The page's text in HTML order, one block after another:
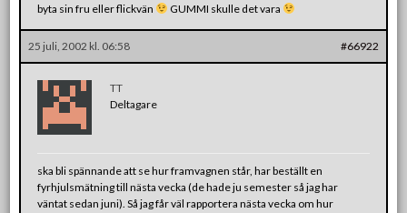
byta sin fru eller flickvän
GUMMI skulle det vara
25 juli, 2002 kl. 06:58 #66922
TT
Deltagare
ska bli spännande att se hur framvagnen står, har beställt en
fyrhjulsmätning till nästa vecka (de hade ju semester så jag har
väntat sedan juni). Så jag får väl rapportera nästa vecka om hur